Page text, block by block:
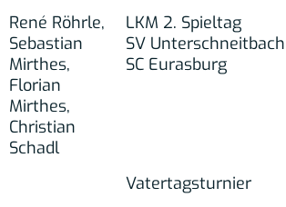
René Röhrle,
Sebastian
Mirthes,
Florian
Mirthes,
Christian
Schadl
LKM 2. Spieltag
SV
SC Eurasburg
Vatertagsturnier